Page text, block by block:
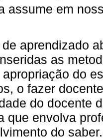
assume em
aprendizado
as
do
o fazer
do docente
que envolva
do saber.